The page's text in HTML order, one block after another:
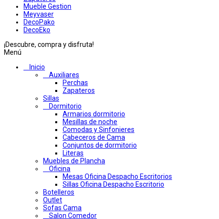
Mueble Gestion
Meyvaser
DecoPako
DecoEko
¡Descubre, compra y disfruta!
Menú
Inicio
Auxiliares
Perchas
Zapateros
Sillas
Dormitorio
Armarios dormitorio
Mesillas de noche
Comodas y Sinfonieres
Cabeceros de Cama
Conjuntos de dormitorio
Literas
Muebles de Plancha
Oficina
Mesas Oficina Despacho Escritorios
Sillas Oficina Despacho Escritorio
Botelleros
Outlet
Sofas Cama
Salon Comedor